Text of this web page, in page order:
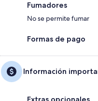
Fumadores
No se permite fumar
Formas de pago
Información